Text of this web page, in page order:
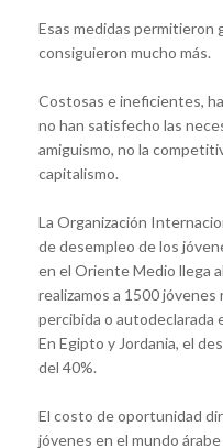
Esas medidas permitieron
consiguieron mucho más.
Costosas e ineficientes,
no han satisfecho las
amiguismo, no la
capitalismo.
La Organización
de desempleo de los
en el Oriente Medio llega
realizamos a 1500
percibida o autodeclarada
En Egipto y Jordania, el
del 40%.
El costo de oportunidad
jóvenes en el mundo